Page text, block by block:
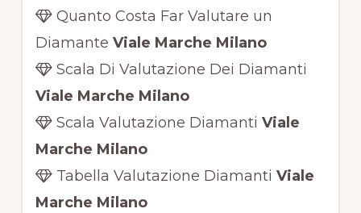
Quanto Costa Far Valutare un
Diamante Viale Marche Milano
Scala Di Valutazione Dei Diamanti
Viale Marche Milano
Scala Valutazione Diamanti Viale
Marche Milano
Tabella Valutazione Diamanti Viale
Marche Milano